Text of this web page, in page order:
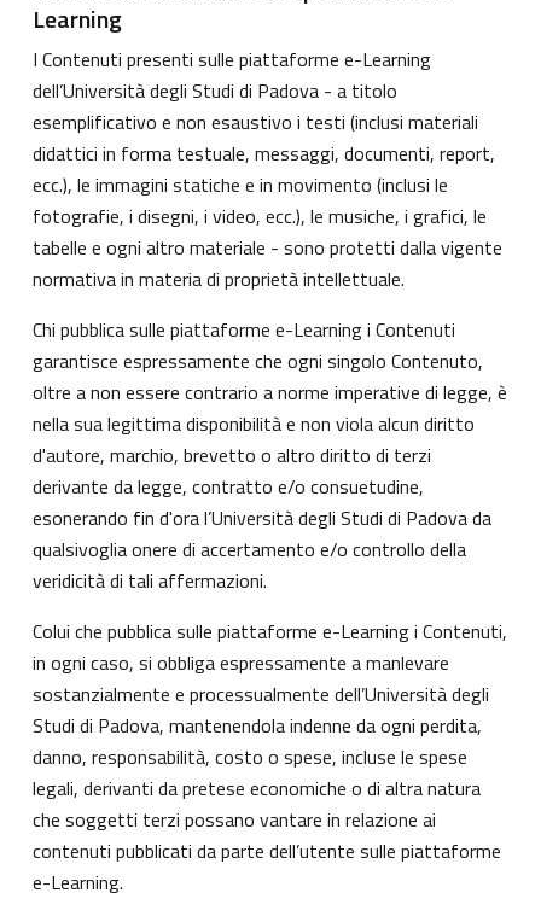
Learning
I Contenuti presenti sulle piattaforme e-Learning
dell’Università degli Studi di Padova - a titolo
esemplificativo e non esaustivo i testi (inclusi materiali
didattici in forma testuale, messaggi, documenti, report,
ecc.), le immagini statiche e in movimento (inclusi le
fotografie, i disegni, i video, ecc.), le musiche, i grafici, le
tabelle e ogni altro materiale - sono protetti dalla vigente
normativa in materia di proprietà intellettuale.
Chi pubblica sulle piattaforme e-Learning i Contenuti
garantisce espressamente che ogni singolo Contenuto,
oltre a non essere contrario a norme imperative di legge, è
nella sua legittima disponibilità e non viola alcun diritto
d'autore, marchio, brevetto o altro diritto di terzi
derivante da legge, contratto e/o consuetudine,
esonerando fin d'ora l’Università degli Studi di Padova da
qualsivoglia onere di accertamento e/o controllo della
veridicità di tali affermazioni.
Colui che pubblica sulle piattaforme e-Learning i Contenuti,
in ogni caso, si obbliga espressamente a manlevare
sostanzialmente e processualmente dell’Università degli
Studi di Padova, mantenendola indenne da ogni perdita,
danno, responsabilità, costo o spese, incluse le spese
legali, derivanti da pretese economiche o di altra natura
che soggetti terzi possano vantare in relazione ai
contenuti pubblicati da parte dell’utente sulle piattaforme
e-Learning.